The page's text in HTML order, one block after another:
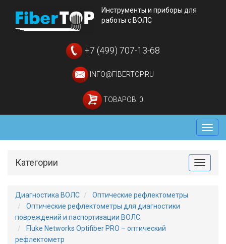
Инструменты и приборы для
работы с ВОЛС
+7 (499) 707-13-68
INFO@FIBERTOP.RU
ТОВАРОВ: 0
Меню
Toggle
Категории
Диагностика ВОЛС
Оптические рефлектометры
Оптические рефлектометры для диагностики
повреждений и паспортизации ВОЛС
Fluke Networks Optifiber PRO – оптический
рефлектометр